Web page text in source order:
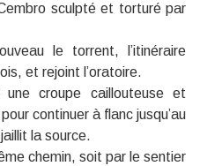
sculpté et torturé par
le torrent, l’itinéraire
et rejoint l’oratoire.
croupe caillouteuse et
continuer à flanc jusqu’au
la source.
chemin, soit par le sentier